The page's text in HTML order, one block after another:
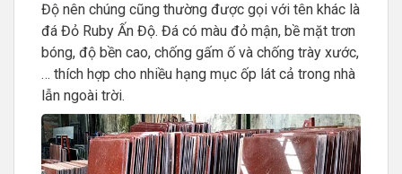
Độ nên chúng cũng thường được gọi với tên khác là
đá Đỏ Ruby Ấn Độ. Đá có màu đỏ mận, bề mặt trơn
bóng, độ bền cao, chống gấm ố và chống trày xước,
… thích hợp cho nhiều hạng mục ốp lát cả trong nhà
lẫn ngoài trời.